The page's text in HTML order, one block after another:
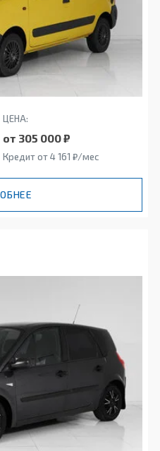
ЦЕНА:
от 305 000 ₽
Кредит от 4 161 ₽/мес